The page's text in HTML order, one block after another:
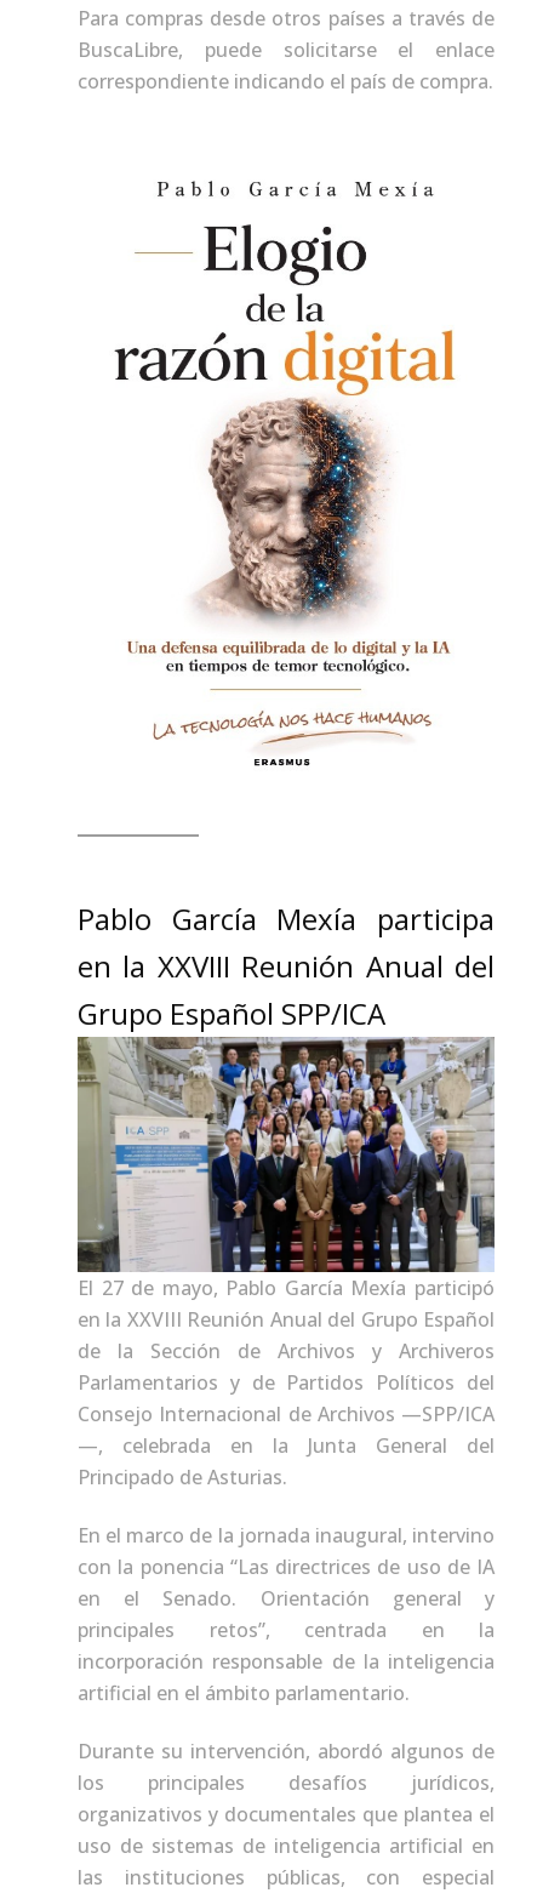
Para compras desde otros países a través de
BuscaLibre, puede solicitarse el enlace
correspondiente indicando el país de compra.
Pablo García Mexía participa
en la XXVIII Reunión Anual del
Grupo Español SPP/ICA
El 27 de mayo, Pablo García Mexía participó
en la XXVIII Reunión Anual del Grupo Español
de la Sección de Archivos y Archiveros
Parlamentarios y de Partidos Políticos del
Consejo Internacional de Archivos —SPP/ICA
—, celebrada en la Junta General del
Principado de Asturias.
En el marco de la jornada inaugural, intervino
con la ponencia “Las directrices de uso de IA
en el Senado. Orientación general y
principales retos”, centrada en la
incorporación responsable de la inteligencia
artificial en el ámbito parlamentario.
Durante su intervención, abordó algunos de
los principales desafíos jurídicos,
organizativos y documentales que plantea el
uso de sistemas de inteligencia artificial en
las instituciones públicas, con especial